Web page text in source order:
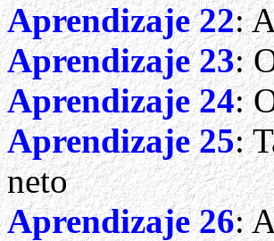
Aprendizaje 22:
Aprendizaje 23:
Aprendizaje 24:
Aprendizaje 25:
neto
Aprendizaje 26: